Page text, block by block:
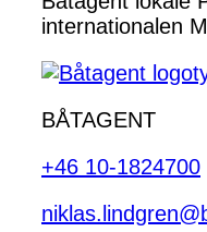
internationalen
BÅTAGENT
+46 10-1824700